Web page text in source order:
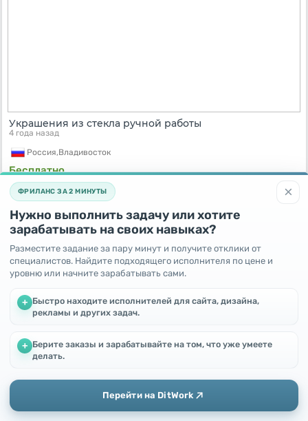
Украшения из стекла ручной работы
4 года назад
Россия,Владивосток
Бесплатно
Отдам в дар вещи
4 года назад
Бесплатно
×
ФРИЛАНС ЗА 2 МИНУТЫ
Нужно выполнить задачу или хотите
зарабатывать на своих навыках?
Разместите задание за пару минут и получите отклики от
специалистов. Найдите подходящего исполнителя по цене и
уровню или начните зарабатывать сами.
+ Быстро находите исполнителей для сайта, дизайна,
рекламы и других задач.
+ Берите заказы и зарабатывайте на том, что уже умеете
делать.
Перейти на DitWork
Мы используем файлы cookie, чтобы улучшить работу и
Добавить Главная Сообщения Профиль